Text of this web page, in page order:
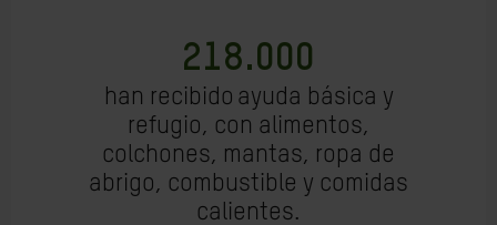
218.000
han recibido ayuda básica y
refugio, con alimentos,
colchones, mantas, ropa de
abrigo, combustible y comidas
calientes.